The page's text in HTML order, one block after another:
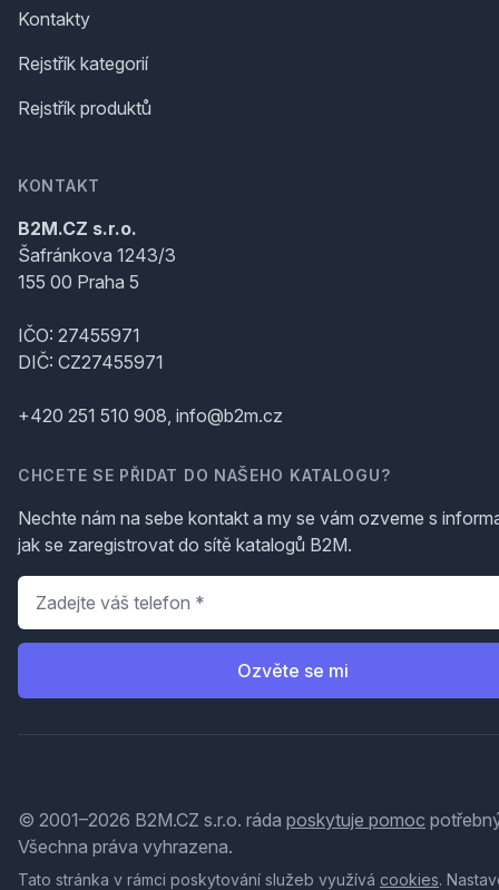
Kontakty
Rejstřík kategorií
Rejstřík produktů
KONTAKT
B2M.CZ s.r.o.
Šafránkova 1243/3
155 00 Praha 5
IČO: 27455971
DIČ: CZ27455971
+420 251 510 908, info@b2m.cz
CHCETE SE PŘIDAT DO NAŠEHO KATALOGU?
Nechte nám na sebe kontakt a my se vám ozveme s
jak se zaregistrovat do sítě katalogů B2M.
Telefon
Ozvěte se mi
© 2001–2026 B2M.CZ s.r.o. ráda poskytuje pomoc
Všechna práva vyhrazena.
Tato stránka v rámci poskytování služeb využívá cookies.